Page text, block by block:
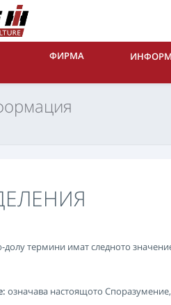
ФИРМА
долу термини имат следното
означава настоящото